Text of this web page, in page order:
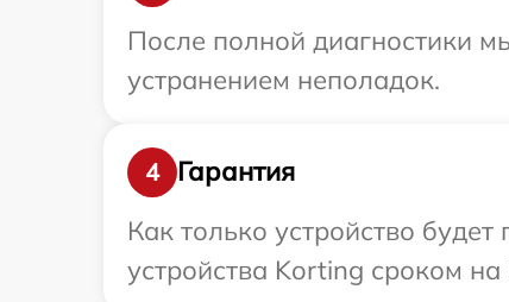
После полной диагностики
устранением неполадок.
4
Гарантия
Как только устройство
устройства Korting сроком на